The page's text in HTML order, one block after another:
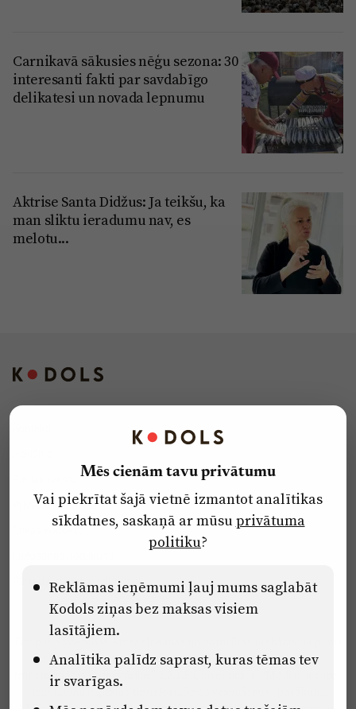
Carnikavā sākusies nēģu sezona: 30
interesanti fakti par savdabīgo
delikatesi un novada lepnumu
Aktrise Santa Didžus: Ja teikšu, ka
man sliktu ieradumu nav, es
melotu...
Privātuma politika
Ētikas kodekss
Pārredzamības paziņojumi
Eiropas Savienības Atveseļošanas un noturības mehānisma plāna
2.2. reformu un investīciju virziena “Uzņēmumu digitālā
transformācija un inovācijas” 2.2.1.5.i. investīcijas “Mediju nozares
uzņēmumu digitālās transformācijas veicināšana” pasākuma
Mēs cienām tavu privātumu
Vai piekrītat šajā vietnē izmantot analītikas
sīkdatnes, saskaņā ar mūsuprivātuma
politiku?
Reklāmas ieņēmumi ļauj mums saglabāt
Kodols ziņas bez maksas visiem
lasītājiem.
Analītika palīdz saprast, kuras tēmas tev
ir svarīgas.